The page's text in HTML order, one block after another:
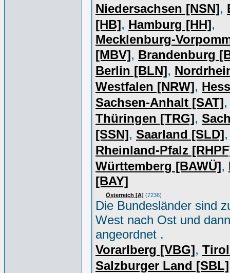
Niedersachsen [NSN],
[HB], Hamburg [HH],
Mecklenburg-
[MBV], Brandenburg
Berlin [BLN],
Westfalen [NRW],
Sachsen-Anhalt [SAT],
Thüringen [TRG],
[SSN], Saarland [SLD],
Rheinland-Pfalz
Württemberg [BAWÜ],
[BAY]
Österreich [A] (7236)
Die Bundesländer sind
West nach Ost und
angeordnet .
Vorarlberg [VBG],
Salzburger Land [SBL]